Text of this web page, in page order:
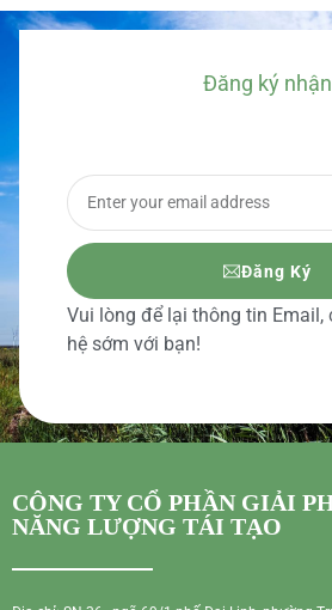
Đăng ký nhận
Đăng Ký
Vui lòng để lại thông tin Email,
hệ sớm với bạn!
CÔNG TY CỔ PHẦN GIẢI
NĂNG LƯỢNG TÁI TẠO